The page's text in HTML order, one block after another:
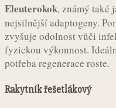
Eleuterokok, známý také
nejsilnější adaptogeny.
zvyšuje odolnost vůči
fyzickou výkonnost.
potřeba regenerace roste.
Rakytník řešetlákový